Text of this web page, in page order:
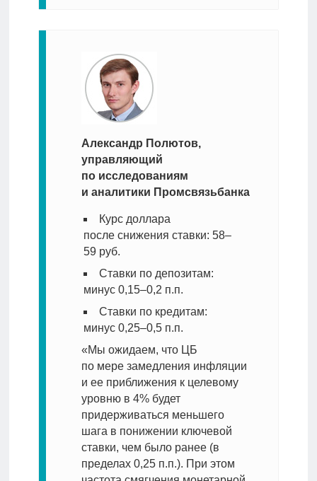
Александр Полютов,
управляющий
по исследованиям
и аналитики Промсвязьбанка
Курс доллара
после снижения ставки: 58–
59 руб.
Ставки по депозитам:
минус 0,15–0,2 п.п.
Ставки по кредитам:
минус 0,25–0,5 п.п.
«Мы ожидаем, что ЦБ
по мере замедления инфляции
и ее приближения к целевому
уровню в 4% будет
придерживаться меньшего
шага в понижении ключевой
ставки, чем было ранее (в
пределах 0,25 п.п.). При этом